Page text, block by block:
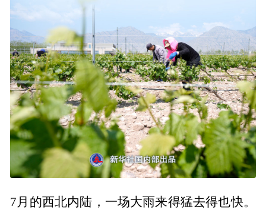
7月的西北内陆，一场大雨来得猛去得也快。